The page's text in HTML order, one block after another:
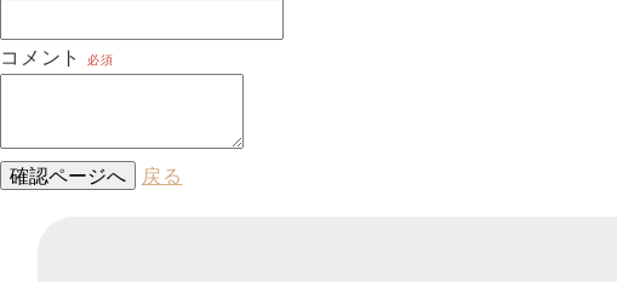
コメント 必須
確認ページへ 戻る